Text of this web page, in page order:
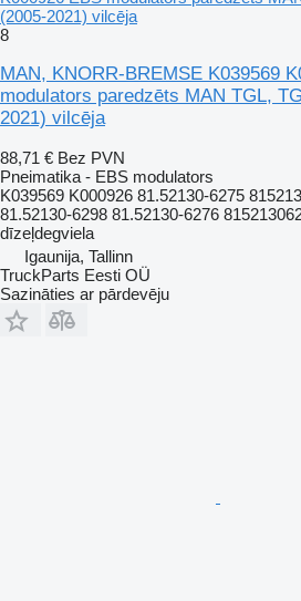
(2005-2021) vilcēja
8
MAN, KNORR-BREMSE K039569
modulators paredzēts MAN TGL,
2021) vilcēja
88,71 € Bez PVN
Pneimatika - EBS modulators
K039569 K000926 81.52130-6275
81.52130-6298 81.52130-6276
dīzeļdegviela
Igaunija, Tallinn
TruckParts Eesti OÜ
Sazināties ar pārdevēju